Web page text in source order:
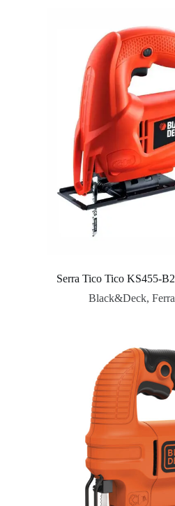
Serra Tico Tico KS455-
Black&Deck,